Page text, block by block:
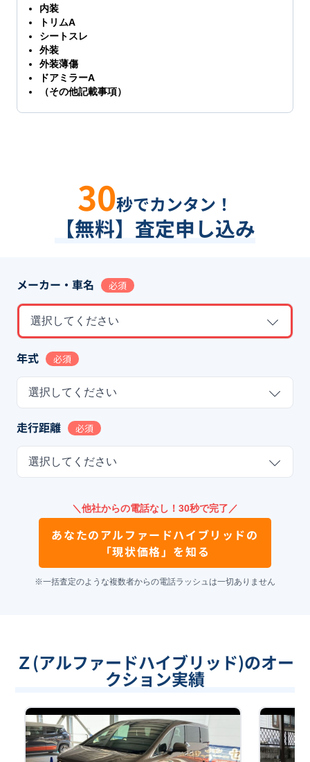
内装
トリムA
シートスレ
外装
外装薄傷
ドアミラーA
（その他記載事項）
30秒でカンタン！
【無料】査定申し込み
メーカー・車名 必須
選択してください
年式 必須
選択してください
走行距離 必須
選択してください
＼他社からの電話なし！30秒で完了／
あなたのアルファードハイブリッドの
「現状価格」を知る
※一括査定のような複数者からの電話ラッシュは一切ありません
Ｚ(アルファードハイブリッド)のオー
クション実績